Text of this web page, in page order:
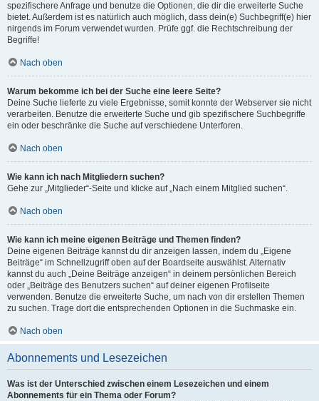
spezifischere Anfrage und benutze die Optionen, die dir die erweiterte Suche
bietet. Außerdem ist es natürlich auch möglich, dass dein(e) Suchbegriff(e) hier
nirgends im Forum verwendet wurden. Prüfe ggf. die Rechtschreibung der
Begriffe!
Nach oben
Warum bekomme ich bei der Suche eine leere Seite?
Deine Suche lieferte zu viele Ergebnisse, somit konnte der Webserver sie nicht
verarbeiten. Benutze die erweiterte Suche und gib spezifischere Suchbegriffe
ein oder beschränke die Suche auf verschiedene Unterforen.
Nach oben
Wie kann ich nach Mitgliedern suchen?
Gehe zur „Mitglieder“-Seite und klicke auf „Nach einem Mitglied suchen“.
Nach oben
Wie kann ich meine eigenen Beiträge und Themen finden?
Deine eigenen Beiträge kannst du dir anzeigen lassen, indem du „Eigene
Beiträge“ im Schnellzugriff oben auf der Boardseite auswählst. Alternativ
kannst du auch „Deine Beiträge anzeigen“ in deinem persönlichen Bereich
oder „Beiträge des Benutzers suchen“ auf deiner eigenen Profilseite
verwenden. Benutze die erweiterte Suche, um nach von dir erstellen Themen
zu suchen. Trage dort die entsprechenden Optionen in die Suchmaske ein.
Nach oben
Abonnements und Lesezeichen
Was ist der Unterschied zwischen einem Lesezeichen und einem
Abonnements für ein Thema oder Forum?